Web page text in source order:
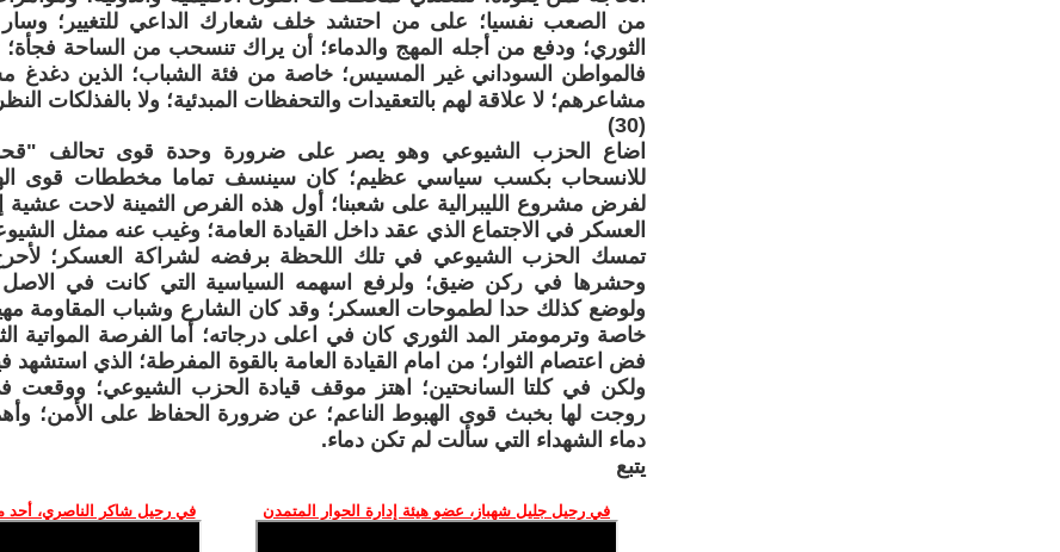
من الصعب نفسيا؛ على من احتشد خلف شعارك الداعي للتغيير؛
الثوري؛ ودفع من أجله المهج والدماء؛ أن يراك تنسحب من الساحة فجأة؛
فالمواطن السوداني غير المسيس؛ خاصة من فئة الشباب؛ الذين دغدغ
مشاعرهم؛ لا علاقة لهم بالتعقيدات والتحفظات المبدئية؛ ولا بالفذلكات
(30)
اضاع الحزب الشيوعي وهو يصر على ضرورة وحدة قوى تحالف
للانسحاب بكسب سياسي عظيم؛ كان سينسف تماما مخططات قوى
لفرض مشروع الليبرالية على شعبنا؛ أول هذه الفرص الثمينة لاحت
العسكر في الاجتماع الذي عقد داخل القيادة العامة؛ وغيب عنه ممثل
تمسك الحزب الشيوعي في تلك اللحظة برفضه لشراكة العسكر؛
وحشرها في ركن ضيق؛ ولرفع اسهمه السياسية التي كانت في الاصل
ولوضع كذلك حدا لطموحات العسكر؛ وقد كان الشارع وشباب المقاومة
خاصة وترمومتر المد الثوري كان في اعلى درجاته؛ أما الفرصة المواتية
فض اعتصام الثوار؛ من امام القيادة العامة بالقوة المفرطة؛ الذي
ولكن في كلتا السانحتين؛ اهتز موقف قيادة الحزب الشيوعي؛ ووقعت
روجت لها بخبث قوى الهبوط الناعم؛ عن ضرورة الحفاظ على الأمن؛
دماء الشهداء التي سألت لم تكن دماء.
يتبع
في رحيل جليل شهباز، عضو هيئة إدارة الحوار المتمدن في رحيل شاكر الناصري،